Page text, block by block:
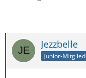
Jezzbelle
Junior-Mitglied